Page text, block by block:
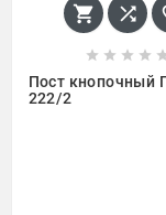
 
   
Пост кнопочный
222/2